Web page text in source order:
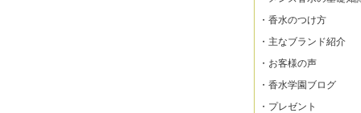
・ 香水のつけ方
・ 主なブランド紹介
・ お客様の声
・ 香水学園ブログ
・ プレゼント